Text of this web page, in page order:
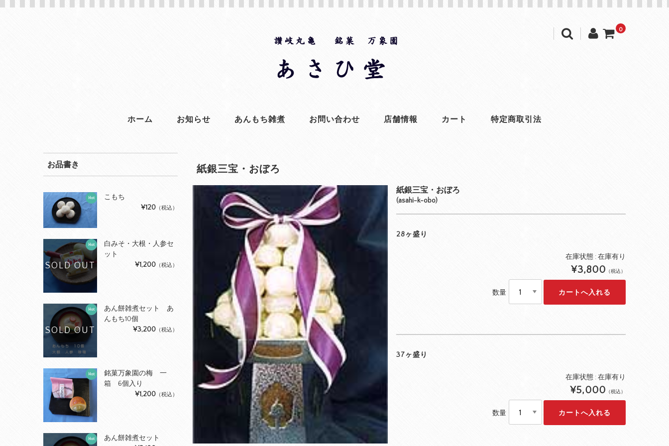
0
ホーム お知らせ あんもち雑煮 お問い合わせ 店舗情報 カート 特定商取引法
紙銀三宝・おぼろ
紙銀三宝・おぼろ
(asahi-k-obo)
28ヶ盛り
在庫状態 : 在庫有り
¥3,800 （税込）
数量
37ヶ盛り
在庫状態 : 在庫有り
¥5,000 （税込）
数量
お品書き
Hot
こもち
¥120 （税込）
SOLD OUT
Hot
白みそ・大根・人参セ
ット
¥1,200 （税込）
SOLD OUT
Hot
あん餅雑煮セット あ
んもち10個
¥3,200 （税込）
Hot
銘菓万象園の梅 一
箱 6個入り
¥1,200 （税込）
Hot
あん餅雑煮セット